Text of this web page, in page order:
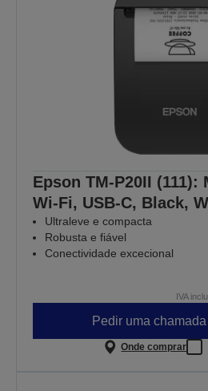
Epson TM-P20II (111):
Wi-Fi, USB-C, Black,
Ultraleve e compacta
Robusta e fiável
Conectividade excecional
IVA
Pedir uma
Onde comprar